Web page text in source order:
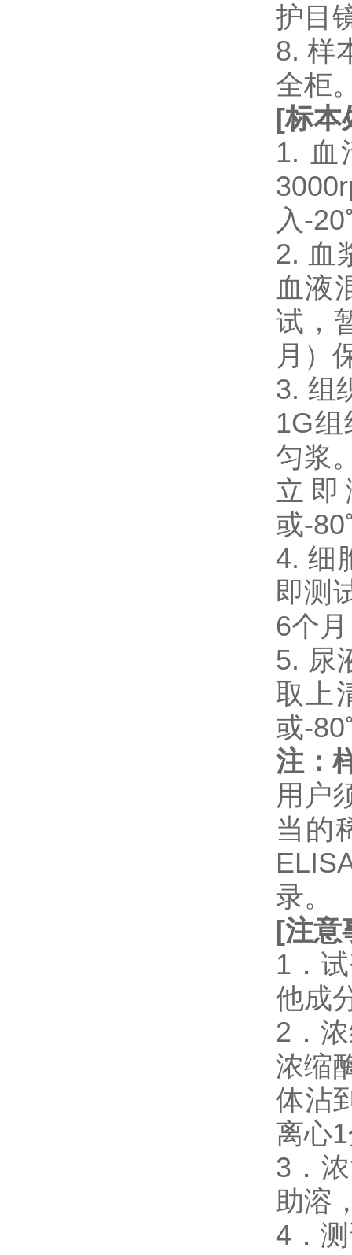
护目
8. 样
全柜
[标本
1. 血
入-
2. 血
血液
试，
月）
3. 组
1G
匀浆
立
或-
4. 细
即测
6个
5. 尿
取上
或-
注：
用户
当的
录。
[注意
1．
他成
2．
浓缩
体沾
离心
3．
助溶
4．